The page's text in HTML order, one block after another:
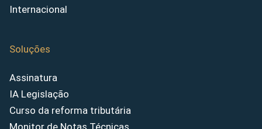
Internacional
Soluções
Assinatura
IA Legislação
Curso da reforma tributária